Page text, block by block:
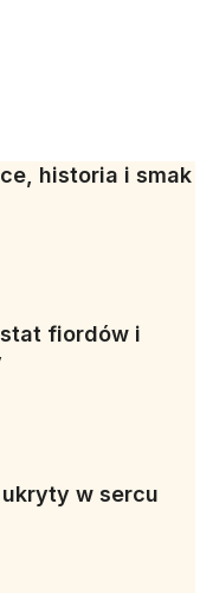
historia i smak
fiordów i
w sercu